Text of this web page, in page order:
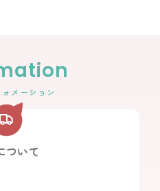
メーション
ついて